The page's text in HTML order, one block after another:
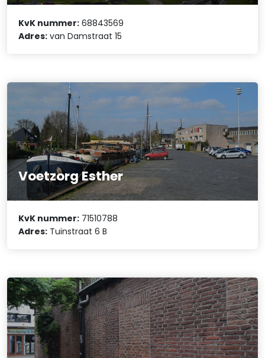
KvK nummer: 68843569
Adres: van Damstraat 15
Voetzorg Esther
KvK nummer: 71510788
Adres: Tuinstraat 6 B